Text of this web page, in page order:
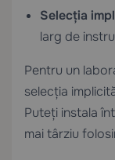
Selecția
larg de
Pentru un
selecția
Puteți instala
mai târziu